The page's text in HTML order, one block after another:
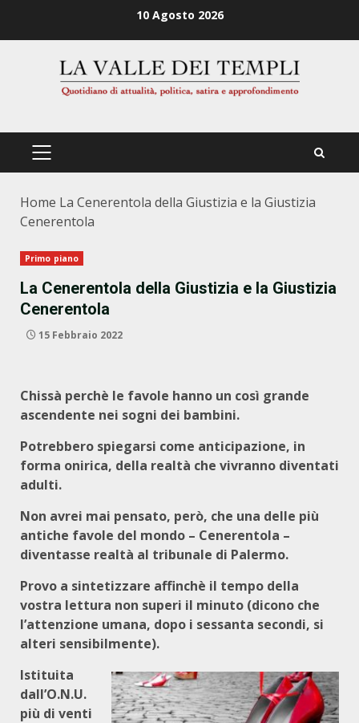
10 Agosto 2026
PRIMÄRES
Home La Cenerentola della Giustizia e la Giustizia
Cenerentola
Primo piano
La Cenerentola della Giustizia e la Giustizia
Cenerentola
15 Febbraio 2022
Chissà perchè le favole hanno un così grande
ascendente nei sogni dei bambini.
Potrebbero spiegarsi come anticipazione, in
forma onirica, della realtà che vivranno diventati
adulti.
Non avrei mai pensato, però, che una delle più
antiche favole del mondo – Cenerentola –
diventasse realtà al tribunale di Palermo.
Provo a sintetizzare affinchè il tempo della
vostra lettura non superi il minuto (dicono che
l’attenzione umana, dopo i sessanta secondi, si
alteri sensibilmente).
Istituita
dall’O.N.U.
più di venti